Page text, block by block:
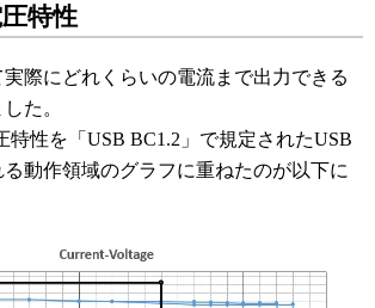
特性
際にどれくらいの電流まで出力できる
た。
特性を「USB BC1.2」で規定されたUSB
動作領域のグラフに重ねたのが以下に